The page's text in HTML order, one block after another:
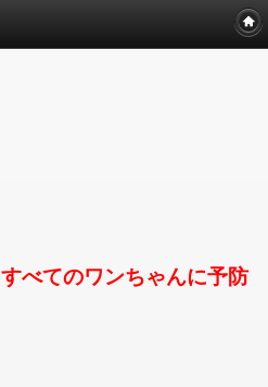
すべてのワンちゃんに予防